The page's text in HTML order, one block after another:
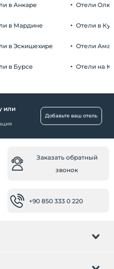
до 6 на номер не
в Анкаре
в Мардине
в Эскишехире
в Бурсе
Отели
Отели в
Отели
Отели на
или
Добавьте ваш отель
Заказать обратный
звонок
+90 850 333 0 220